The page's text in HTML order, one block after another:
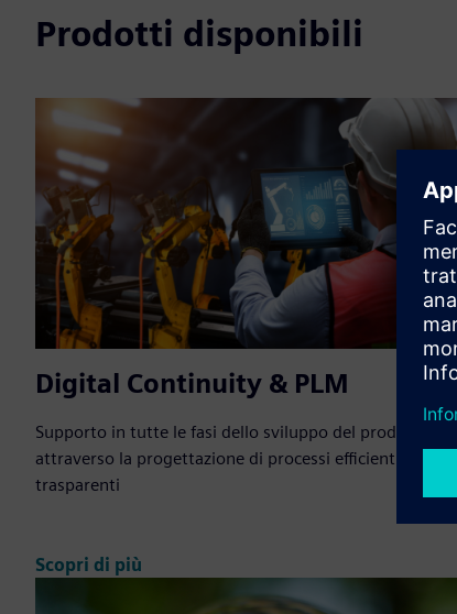
Prodotti disponibili
Digital Continuity & PLM
Supporto in tutte le fasi dello sviluppo del prodotto
attraverso la progettazione di processi efficienti e
trasparenti
Scopri di più